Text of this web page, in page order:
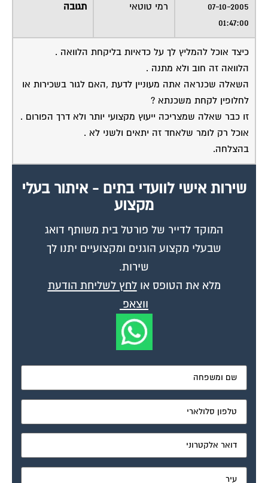
01:47:00
כיצד אוכל להמליץ לך על כדאיות בליקחת הלוואה .
הלוואה זה חוב ולא מתנה .
השאלה שכנראה אתה מעוניין לדעת ,האם לגור בשכירות או
לחלופין לקחת משכנתא ?
זו כבר שאלה שמצריכה ייעוץ מקצועי יותר ולא דרך הפורום .
אוכל רק לומר שלאחד זה יתאים ולשני לא .
בהצלחה.
מקצוע
המוקד לדייר של פורטל בית משותף דואג
שבעלי מקצוע הוגנים ומקצועיים יתנו לך
שירות.
מלא את הטופס אולחץ לשליחת הודעת
ווצאפ